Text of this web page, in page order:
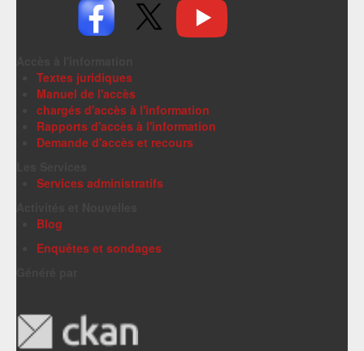
Textes juridiques
Manuel de l'accès
chargés d'accès à l'information
Rapports d'accès à l'information
Demande d'accès et recours
Services administratifs
Blog
Enquêtes et sondages